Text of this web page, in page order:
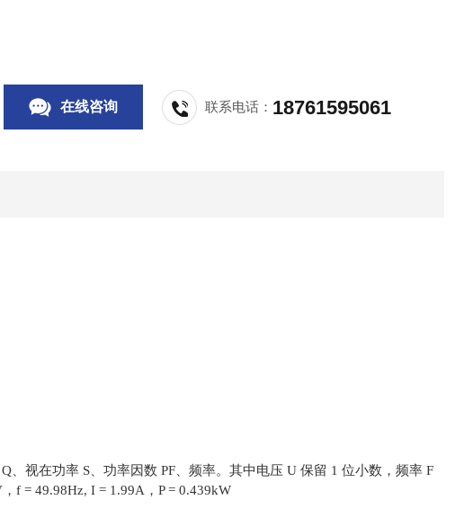
在线咨询 联系电话： 18761595061
视在功率 S、功率因数 PF、频率。其中电压 U 保留 1 位小数，频率 F
f = 49.98Hz, I = 1.99A，P = 0.439kW